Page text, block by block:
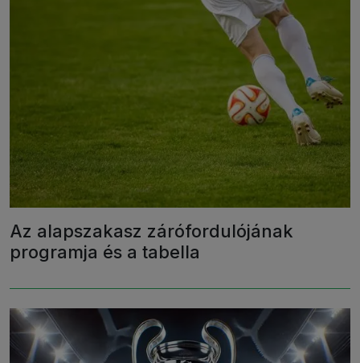
Az alapszakasz zárófordulójának
programja és a tabella